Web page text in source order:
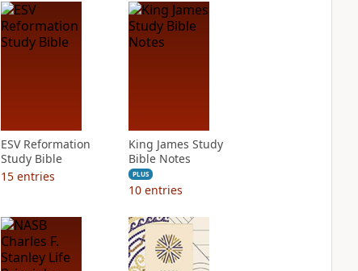
ESV Reformation
Study Bible
15 entries
King James Study
Bible Notes
PLUS
10 entries